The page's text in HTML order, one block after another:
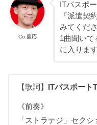
Co.慶応
ITパスポ
『派遣契
みてくだ
1曲聞いて
に入りま
【歌詞】 ITパスポート
《前奏》
「ストラテジ」セク